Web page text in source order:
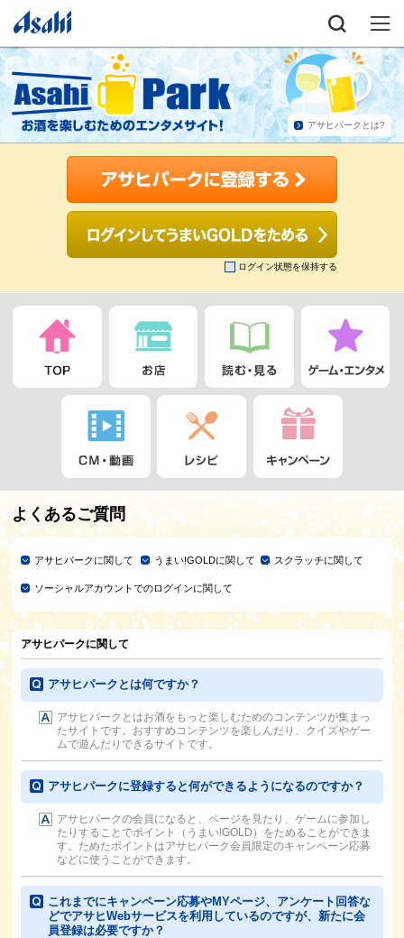
アサヒパークとは?
ログイン状態を保持する
よくあるご質問
アサヒパークに関して うまい!GOLDに関して スクラッチに関して
ソーシャルアカウントでのログインに関して
アサヒパークに関して
アサヒパークとは何ですか？
アサヒパークとはお酒をもっと楽しむためのコンテンツが集まっ
たサイトです。おすすめコンテンツを楽しんだり、クイズやゲー
ムで遊んだりできるサイトです。
アサヒパークに登録すると何ができるようになるのですか？
アサヒパークの会員になると、ページを見たり、ゲームに参加し
たりすることでポイント（うまい!GOLD）をためることができま
す。ためたポイントはアサヒパーク会員限定のキャンペーン応募
などに使うことができます。
これまでにキャンペーン応募やMYページ、アンケート回答な
どでアサヒWebサービスを利用しているのですが、新たに会
員登録は必要ですか？